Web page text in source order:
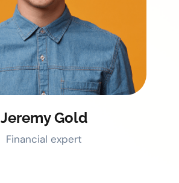
Jeremy Gold
Financial expert